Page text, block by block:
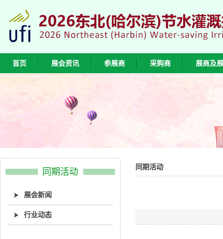
首页 展会资讯 参展商 采购商 展商及
同期活动
展会新闻
行业动态
同期活动